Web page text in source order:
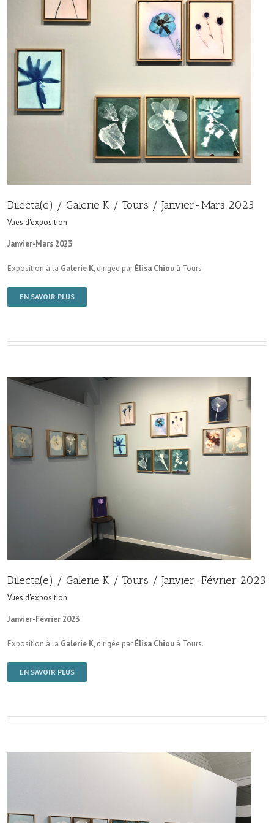
Dilecta(e) / Galerie K / Tours / Janvier-Mars 2023
Vues d'exposition
Janvier-Mars 2023
Exposition à la Galerie K, dirigée par Élisa Chiou à Tours
EN SAVOIR PLUS
Dilecta(e) / Galerie K / Tours / Janvier-Février 2023
Vues d'exposition
Janvier-Février 2023
Exposition à la Galerie K, dirigée par Élisa Chiou à Tours.
EN SAVOIR PLUS